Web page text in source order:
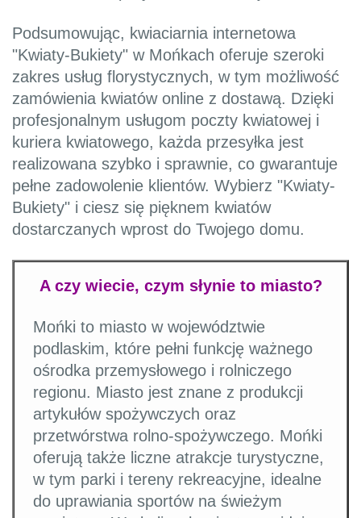
Podsumowując, kwiaciarnia internetowa
"Kwiaty-Bukiety" w Mońkach oferuje szeroki
zakres usług florystycznych, w tym możliwość
zamówienia kwiatów online z dostawą. Dzięki
profesjonalnym usługom poczty kwiatowej i
kuriera kwiatowego, każda przesyłka jest
realizowana szybko i sprawnie, co gwarantuje
pełne zadowolenie klientów. Wybierz "Kwiaty-
Bukiety" i ciesz się pięknem kwiatów
dostarczanych wprost do Twojego domu.
A czy wiecie, czym słynie to miasto?
Mońki to miasto w województwie
podlaskim, które pełni funkcję ważnego
ośrodka przemysłowego i rolniczego
regionu. Miasto jest znane z produkcji
artykułów spożywczych oraz
przetwórstwa rolno-spożywczego. Mońki
oferują także liczne atrakcje turystyczne,
w tym parki i tereny rekreacyjne, idealne
do uprawiania sportów na świeżym